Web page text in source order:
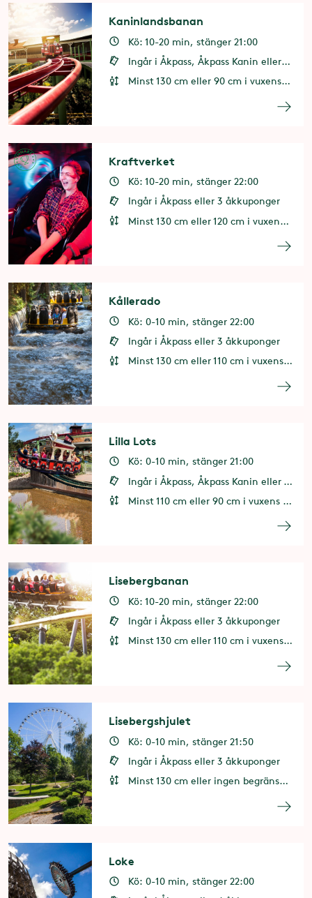
Kaninlandsbanan
Kö: 10-20 min, stänger 21:00
Ingår i Åkpass, Åkpass Kanin eller 2 åkkuponger
Minst 130 cm eller 90 cm i vuxens sällskap
Kraftverket
Kö: 10-20 min, stänger 22:00
Ingår i Åkpass eller 3 åkkuponger
Minst 130 cm eller 120 cm i vuxens sällskap. Minst 10 år eller 8 år i vuxens sällskap.
Kållerado
Kö: 0-10 min, stänger 22:00
Ingår i Åkpass eller 3 åkkuponger
Minst 130 cm eller 110 cm i vuxens sällskap
Lilla Lots
Kö: 0-10 min, stänger 21:00
Ingår i Åkpass, Åkpass Kanin eller 1 åkkupong
Minst 110 cm eller 90 cm i vuxens sällskap
Lisebergbanan
Kö: 10-20 min, stänger 22:00
Ingår i Åkpass eller 3 åkkuponger
Minst 130 cm eller 110 cm i vuxens sällskap
Lisebergshjulet
Kö: 0-10 min, stänger 21:50
Ingår i Åkpass eller 3 åkkuponger
Minst 130 cm eller ingen begränsning i vuxens sällskap
Loke
Kö: 0-10 min, stänger 22:00